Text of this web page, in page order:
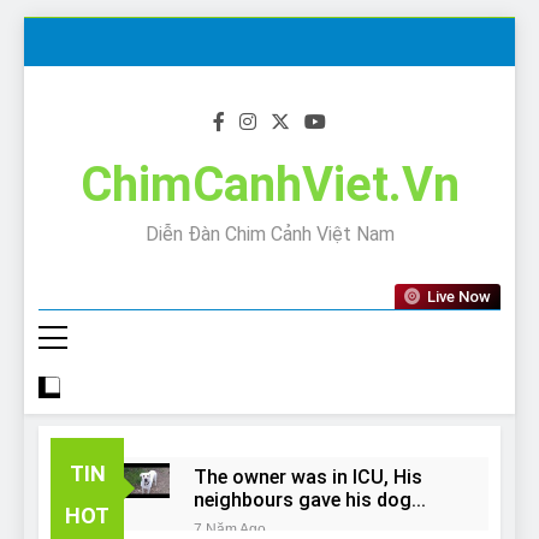
ChimCanhViet.Vn
Diễn Đàn Chim Cảnh Việt Nam
Live Now
TIN
HOT
The owner was in ICU, His
neighbours gave his dog
away!
7 Năm Ago